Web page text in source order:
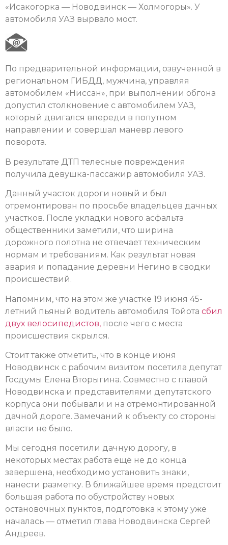
«Исакогорка — Новодвинск — Холмогоры». У
автомобиля УАЗ вырвало мост.
По предварительной информации, озвученной в
региональном ГИБДД, мужчина, управляя
автомобилем «Ниссан», при выполнении обгона
допустил столкновение с автомобилем УАЗ,
который двигался впереди в попутном
направлении и совершал маневр левого
поворота.
В результате ДТП телесные повреждения
получила девушка-пассажир автомобиля УАЗ.
Данный участок дороги новый и был
отремонтирован по просьбе владельцев дачных
участков. После укладки нового асфальта
общественники заметили, что ширина
дорожного полотна не отвечает техническим
нормам и требованиям. Как результат новая
авария и попадание деревни Негино в сводки
происшествий.
Напомним, что на этом же участке 19 июня 45-
летний пьяный водитель автомобиля Тойота сбил
двух велосипедистов, после чего с места
происшествия скрылся.
Стоит также отметить, что в конце июня
Новодвинск с рабочим визитом посетила депутат
Госдумы Елена Вторыгина. Совместно с главой
Новодвинска и представителями депутатского
корпуса они побывали и на отремонтированной
дачной дороге. Замечаний к объекту со стороны
власти не было.
Мы сегодня посетили дачную дорогу, в
некоторых местах работа ещё не до конца
завершена, необходимо установить знаки,
нанести разметку. В ближайшее время предстоит
большая работа по обустройству новых
остановочных пунктов, подготовка к этому уже
началась — отметил глава Новодвинска Сергей
Андреев.